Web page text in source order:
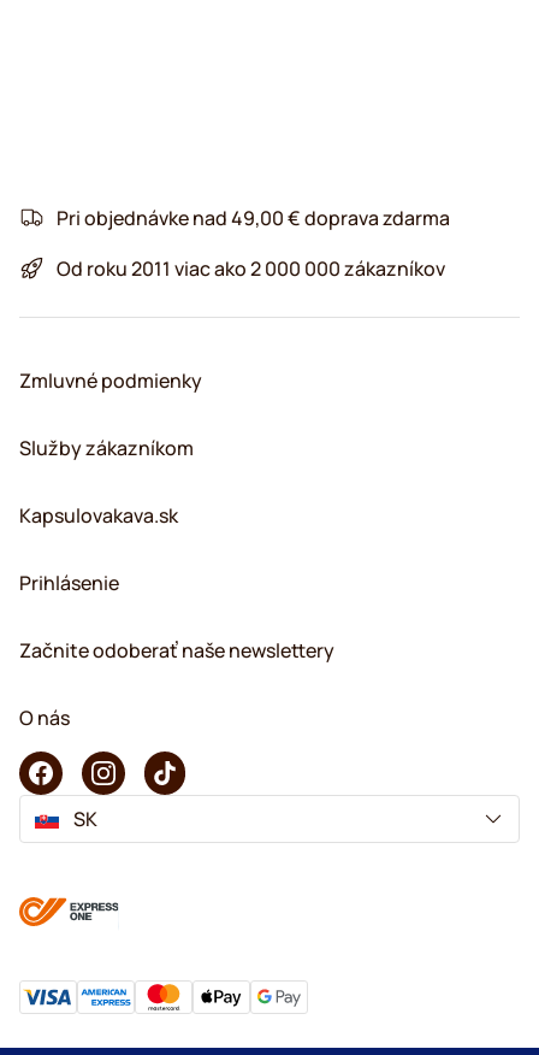
Pri objednávke nad 49,00 € doprava zdarma
Od roku 2011 viac ako 2 000 000 zákazníkov
Zmluvné podmienky
Služby zákazníkom
Kapsulovakava.sk
Prihlásenie
Začnite odoberať naše newslettery
O nás
SK